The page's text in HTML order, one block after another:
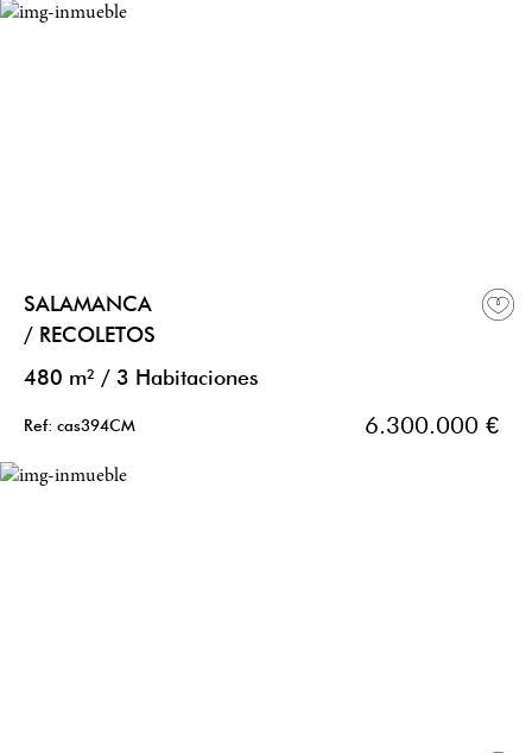
SALAMANCA
/ RECOLETOS
480 m² / 3 Habitaciones
Ref: cas394CM 6.300.000 €